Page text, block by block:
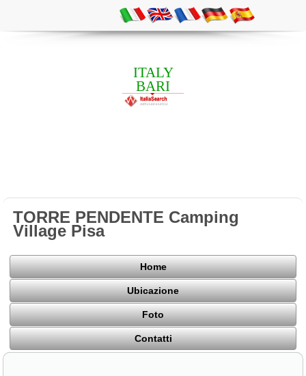
ITALY
BARI
TORRE PENDENTE Camping
Village Pisa
Home
Ubicazione
Foto
Contatti